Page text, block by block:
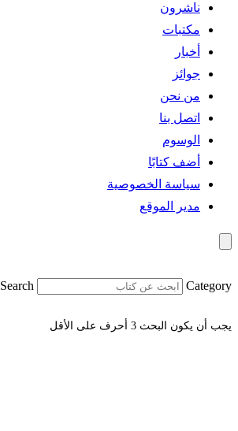
ناشرون
مكتبات
أخبار
جوائز
من نحن
اتصل بنا
الوسوم
أضف كتابًا
سياسة الخصوصية
مدير الموقع
Search Category
يجب أن يكون البحث 3 أحرف على الأقل